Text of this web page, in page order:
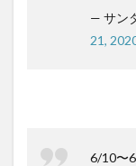
— サン
21,
6/10〜